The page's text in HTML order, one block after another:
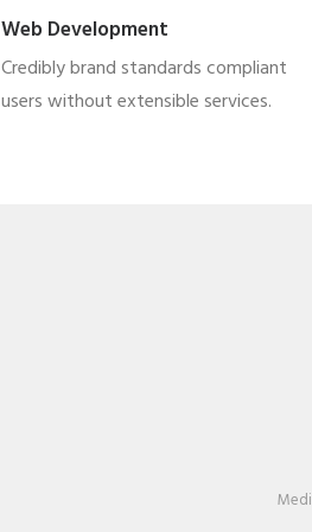
Web Development
Credibly brand standards compliant
users without extensible services.